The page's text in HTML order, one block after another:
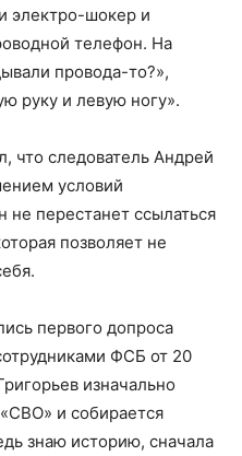
электро-шокер и
телефон. На
провода-то?»,
руку и левую ногу».
что следователь Андрей
условий
перестанет ссылаться
позволяет не
первого допроса
ФСБ от 20
изначально
и собирается
знаю историю, сначала